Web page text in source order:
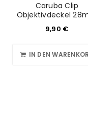
Caruba Clip
Objektivdeckel
9,90 €
IN DEN